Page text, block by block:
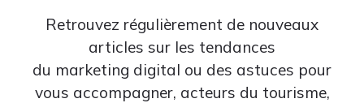
Retrouvez régulièrement de nouveaux
articles sur les tendances
du marketing digital ou des astuces pour
vous accompagner, acteurs du tourisme,